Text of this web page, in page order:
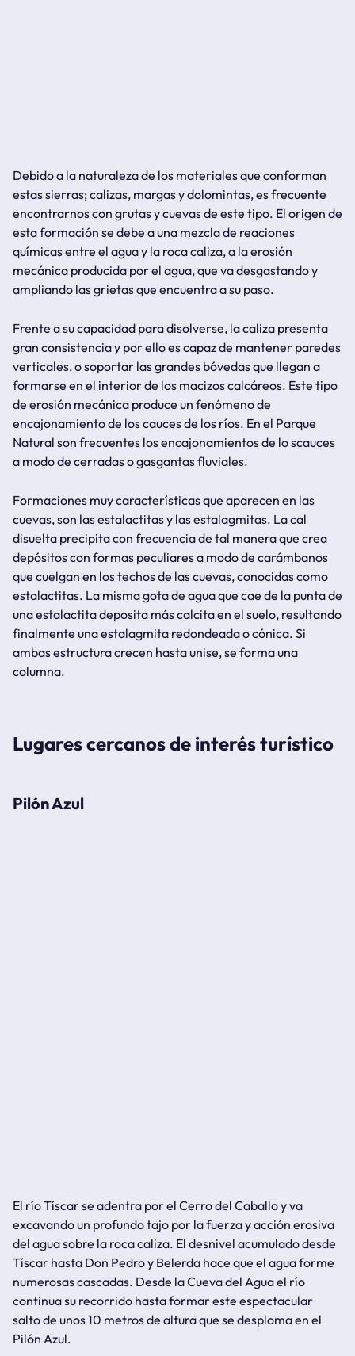
Debido a la naturaleza de los materiales que conforman
estas sierras; calizas, margas y dolomintas, es frecuente
encontrarnos con grutas y cuevas de este tipo. El origen de
esta formación se debe a una mezcla de reaciones
químicas entre el agua y la roca caliza, a la erosión
mecánica producida por el agua, que va desgastando y
ampliando las grietas que encuentra a su paso.
Frente a su capacidad para disolverse, la caliza presenta
gran consistencia y por ello es capaz de mantener paredes
verticales, o soportar las grandes bóvedas que llegan a
formarse en el interior de los macizos calcáreos. Este tipo
de erosión mecánica produce un fenómeno de
encajonamiento de los cauces de los ríos. En el Parque
Natural son frecuentes los encajonamientos de lo scauces
a modo de cerradas o gasgantas fluviales.
Formaciones muy características que aparecen en las
cuevas, son las estalactitas y las estalagmitas. La cal
disuelta precipita con frecuencia de tal manera que crea
depósitos con formas peculiares a modo de carámbanos
que cuelgan en los techos de las cuevas, conocidas como
estalactitas. La misma gota de agua que cae de la punta de
una estalactita deposita más calcita en el suelo, resultando
finalmente una estalagmita redondeada o cónica. Si
ambas estructura crecen hasta unise, se forma una
columna.
Lugares cercanos de interés turístico
Pilón Azul
El río Tíscar se adentra por el Cerro del Caballo y va
excavando un profundo tajo por la fuerza y acción erosiva
del agua sobre la roca caliza. El desnivel acumulado desde
Tíscar hasta Don Pedro y Belerda hace que el agua forme
numerosas cascadas. Desde la Cueva del Agua el río
continua su recorrido hasta formar este espectacular
salto de unos 10 metros de altura que se desploma en el
Pilón Azul.